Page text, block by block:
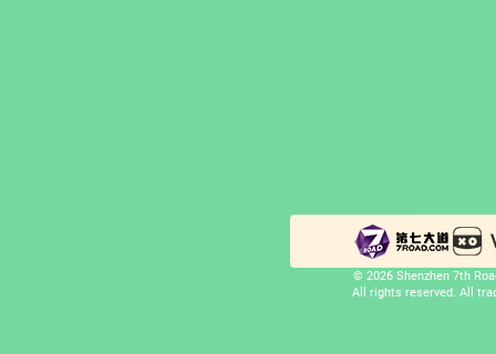
© 2026 Shenzhen 7th
All rights reserved. All